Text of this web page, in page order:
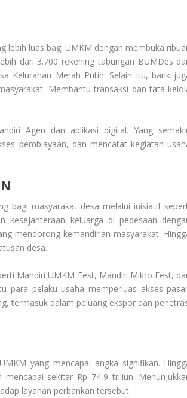
lebih luas bagi UMKM dengan membuka
dari 3.700 rekening tabungan BUMDes
Kelurahan Merah Putih. Selain itu, bank
Membantu transaksi dan tata
Agen dan aplikasi digital. Yang
pembiayaan, dan mencatat kegiatan
bagi masyarakat desa melalui inisiatif
kesejahteraan keluarga di pedesaan
mendorong kemandirian masyarakat.
desa.
Mandiri UMKM Fest, Mandiri Mikro Fest,
para pelaku usaha memperluas akses
termasuk dalam peluang ekspor dan
yang mencapai angka signifikan.
sekitar Rp 74,9 triliun.
layanan perbankan tersebut.